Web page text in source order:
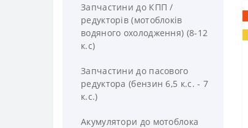
Запчастини до КПП /
редукторів (мотоблоків
водяного охолодження) (8-12
к.с)
Запчастини до пасового
редуктора (бензин 6,5 к.с. - 7
к.с.)
Акумулятори до мотоблока